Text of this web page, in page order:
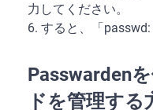
力してください。
6. すると、「
Passwarden
ドを管理する